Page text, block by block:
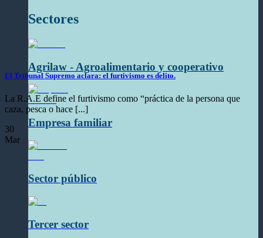
Sectores
Agrilaw - Agroalimentario y cooperativo
Empresa familiar
Sector público
Tercer sector
El Tribunal Supremo aclara: el furtivismo es delito.
La R.A.E define el furtivismo como “práctica de la persona que
caza, pesca o hace [...]
30
Mar